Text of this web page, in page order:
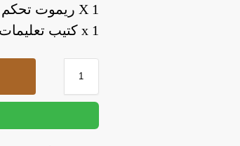
1 X ريموت تحكم
1 x كتيب تعليمات